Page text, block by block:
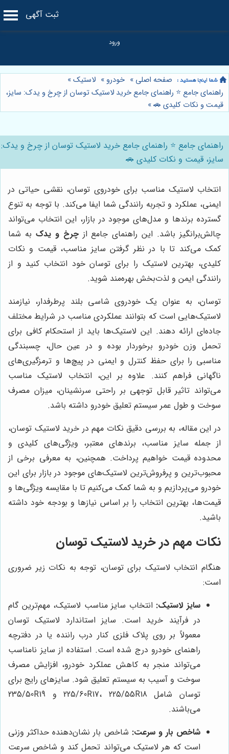
ثبت آگهی
صفحه اصلی » خودرو » لاستیک»
راهنمای جامع ⭐️ راهنمای جامع خرید لاستیک توسان از چرخ و یدک: سایز،
قیمت و نکات کلیدی 🚗»
راهنمای جامع ⭐️ راهنمای جامع خرید لاستیک توسان از چرخ و یدک:
سایز، قیمت و نکات کلیدی 🚗
انتخاب لاستیک مناسب برای خودروی توسان، نقشی حیاتی در
ایمنی، عملکرد و تجربه رانندگی شما ایفا می‌کند. با توجه به تنوع
گسترده برندها و مدل‌های موجود در بازار، این انتخاب می‌تواند
چالش‌برانگیز باشد. این راهنمای جامع ازچرخ و یدک به شما
کمک می‌کند تا با در نظر گرفتن سایز مناسب، قیمت و نکات
کلیدی، بهترین لاستیک را برای توسان خود انتخاب کنید و از
رانندگی ایمن و لذت‌بخش بهره‌مند شوید.
توسان، به عنوان یک خودروی شاسی بلند پرطرفدار، نیازمند
لاستیک‌هایی است که بتوانند عملکردی مناسب در شرایط مختلف
جاده‌ای ارائه دهند. این لاستیک‌ها باید از استحکام کافی برای
تحمل وزن خودرو برخوردار بوده و در عین حال، چسبندگی
مناسبی را برای حفظ کنترل و ایمنی در پیچ‌ها و ترمزگیری‌های
ناگهانی فراهم کنند. علاوه بر این، انتخاب لاستیک مناسب
می‌تواند تاثیر قابل توجهی بر راحتی سرنشینان، میزان مصرف
سوخت و طول عمر سیستم تعلیق خودرو داشته باشد.
در این مقاله، به بررسی دقیق نکات مهم در خرید لاستیک توسان،
از جمله سایز مناسب، برندهای معتبر، ویژگی‌های کلیدی و
محدوده قیمت خواهیم پرداخت. همچنین، به معرفی برخی از
محبوب‌ترین و پرفروش‌ترین لاستیک‌های موجود در بازار برای این
خودرو می‌پردازیم و به شما کمک می‌کنیم تا با مقایسه ویژگی‌ها و
قیمت‌ها، بهترین انتخاب را بر اساس نیازها و بودجه خود داشته
باشید.
نکات مهم در خرید لاستیک توسان
هنگام انتخاب لاستیک برای توسان، توجه به نکات زیر ضروری
است:
سایز لاستیک: انتخاب سایز مناسب لاستیک، مهم‌ترین گام
در فرآیند خرید است. سایز استاندارد لاستیک توسان
معمولاً بر روی پلاک فلزی کنار درب راننده یا در دفترچه
راهنمای خودرو درج شده است. استفاده از سایز نامناسب
می‌تواند منجر به کاهش عملکرد خودرو، افزایش مصرف
سوخت و آسیب به سیستم تعلیق شود. سایزهای رایج برای
توسان شامل 225/60R17، 225/55R18 و 235/50R19
می‌باشند.
شاخص بار و سرعت: شاخص بار نشان‌دهنده حداکثر وزنی
است که هر لاستیک می‌تواند تحمل کند و شاخص سرعت